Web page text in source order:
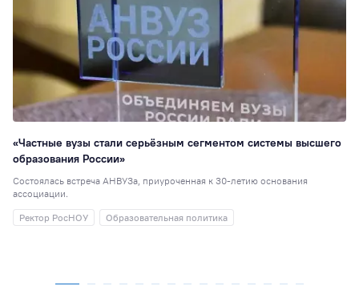
«Частные вузы стали серьёзным сегментом системы высшего
образования России»
Состоялась встреча АНВУЗа, приуроченная к 30-летию основания
ассоциации.
Ректор РосНОУ
Образовательная политика